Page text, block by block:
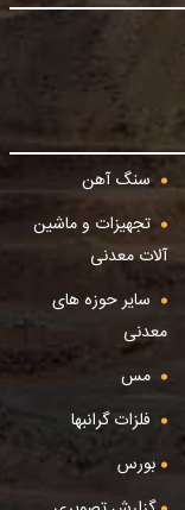
سنگ آهن
تجهیزات و ماشین
آلات معدنی
سایر حوزه های
معدنی
مس
فلزات گرانبها
بورس